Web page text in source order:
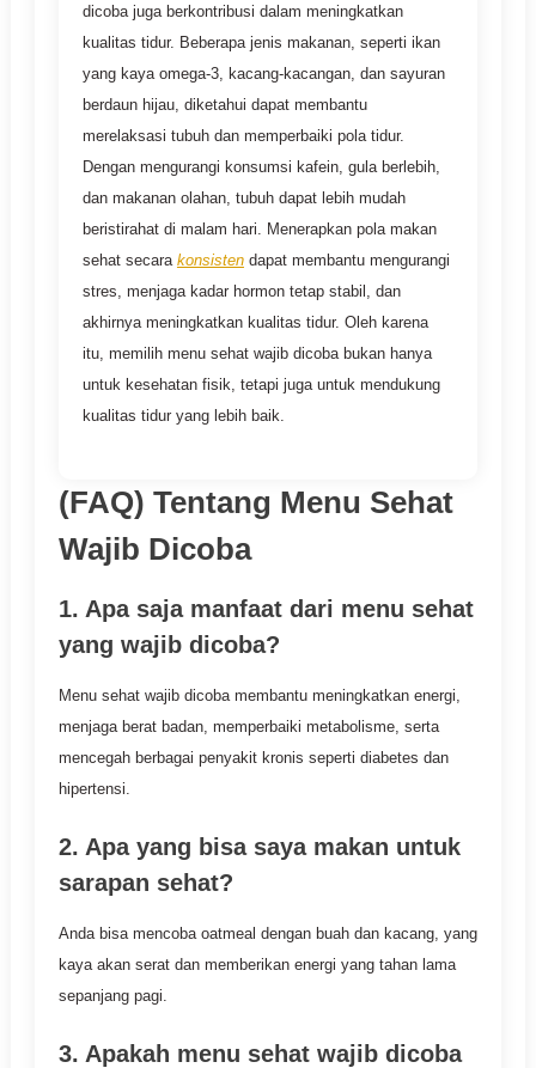
dicoba juga berkontribusi dalam meningkatkan
kualitas tidur. Beberapa jenis makanan, seperti ikan
yang kaya omega-3, kacang-kacangan, dan sayuran
berdaun hijau, diketahui dapat membantu
merelaksasi tubuh dan memperbaiki pola tidur.
Dengan mengurangi konsumsi kafein, gula berlebih,
dan makanan olahan, tubuh dapat lebih mudah
beristirahat di malam hari. Menerapkan pola makan
sehat secara konsisten dapat membantu mengurangi
stres, menjaga kadar hormon tetap stabil, dan
akhirnya meningkatkan kualitas tidur. Oleh karena
itu, memilih menu sehat wajib dicoba bukan hanya
untuk kesehatan fisik, tetapi juga untuk mendukung
kualitas tidur yang lebih baik.
(FAQ) Tentang Menu Sehat
Wajib Dicoba
1. Apa saja manfaat dari menu sehat
yang wajib dicoba?
Menu sehat wajib dicoba membantu meningkatkan energi,
menjaga berat badan, memperbaiki metabolisme, serta
mencegah berbagai penyakit kronis seperti diabetes dan
hipertensi.
2. Apa yang bisa saya makan untuk
sarapan sehat?
Anda bisa mencoba oatmeal dengan buah dan kacang, yang
kaya akan serat dan memberikan energi yang tahan lama
sepanjang pagi.
3. Apakah menu sehat wajib dicoba